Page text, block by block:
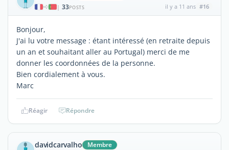
| 33POSTS il y a 11 ans #16
Bonjour,
J'ai lu votre message : étant intéressé (en retraite depuis
un an et souhaitant aller au Portugal) merci de me
donner les coordonnées de la personne.
Bien cordialement à vous.
Marc
Réagir Répondre
davidcarvalho Membre